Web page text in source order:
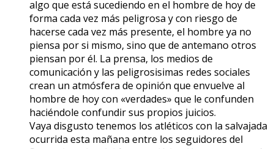
algo que está sucediendo en el hombre de hoy de
forma cada vez más peligrosa y con riesgo de
hacerse cada vez más presente, el hombre ya no
piensa por si mismo, sino que de antemano otros
piensan por él. La prensa, los medios de
comunicación y las peligrosisimas redes sociales
crean un atmósfera de opinión que envuelve al
hombre de hoy con «verdades» que le confunden
haciéndole confundir sus propios juicios.
Vaya disgusto tenemos los atléticos con la salvajada
ocurrida esta mañana entre los seguidores del